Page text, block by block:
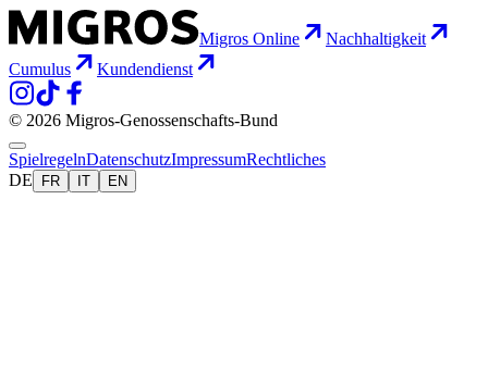
Migros Online
Nachhaltigkeit
Cumulus
Kundendienst
© 2026 Migros-Genossenschafts-Bund
SpielregelnDatenschutzImpressumRechtliches
DE
FR IT EN